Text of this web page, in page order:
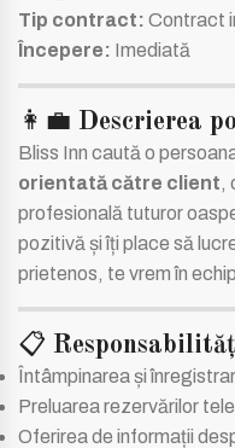
Tip contract: Contract
Începere: Imediată
👩‍💼 Descrierea
Bliss Inn caută o
orientată către client,
profesională tuturor
pozitivă și îți place să
prietenos, te vrem în
📋
Întâmpinarea și
Preluarea rezervărilor
Oferirea de informații